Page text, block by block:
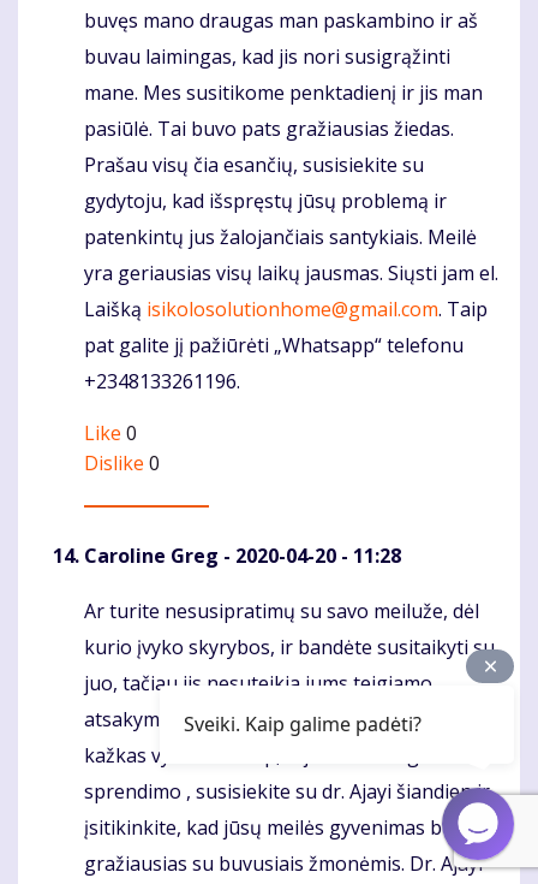
buvęs mano draugas man paskambino ir aš
buvau laimingas, kad jis nori susigrąžinti
mane. Mes susitikome penktadienį ir jis man
pasiūlė. Tai buvo pats gražiausias žiedas.
Prašau visų čia esančių, susisiekite su
gydytoju, kad išspręstų jūsų problemą ir
patenkintų jus žalojančiais santykiais. Meilė
yra geriausias visų laikų jausmas. Siųsti jam el.
Laišką isikolosolutionhome@gmail.com. Taip
pat galite jį pažiūrėti „Whatsapp“ telefonu
+2348133261196.
Like 0
Dislike 0
Caroline Greg - 2020-04-20 - 11:28
Komentaras
Ar turite nesusipratimų su savo meiluže, dėl
kurio įvyko skyrybos, ir bandėte susitaikyti su
juo, tačiau jis nesuteikia jums teigiamo
atsakymo ir jaučiate, kad jūsų santykiuose
kažkas vyksta ne taip, ir jums reikia greito
sprendimo , susisiekite su dr. Ajayi šiandien ir
įsitikinkite, kad jūsų meilės gyvenimas bus
gražiausias su buvusiais žmonėmis. Dr. Ajayi
Sveiki. Kaip galime padėti?